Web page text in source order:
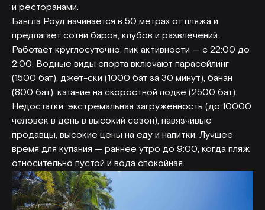
и ресторанами.
Бангла Роуд начинается в 50 метрах от пляжа и
предлагает сотни баров, клубов и развлечений.
Работает круглосуточно, пик активности — с 22:00 до
2:00. Водные виды спорта включают парасейлинг
(1500 бат), джет-ски (1000 бат за 30 минут), банан
(800 бат), катание на скоростной лодке (2500 бат).
Недостатки: экстремальная загруженность (до 10000
человек в день в высокий сезон), навязчивые
продавцы, высокие цены на еду и напитки. Лучшее
время для купания — раннее утро до 9:00, когда пляж
относительно пустой и вода спокойная.